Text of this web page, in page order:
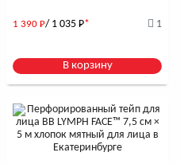
1 390 Р/ 1 035 Р* 1
В корзину